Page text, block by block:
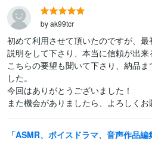
by ak99tcr
初めて利用させて頂いたのですが、最
説明をして下さり、本当に信頼が出来
こちらの要望も聞いて下さり、納品
した。
今回はありがとうございました！
また機会がありましたら、よろしくお